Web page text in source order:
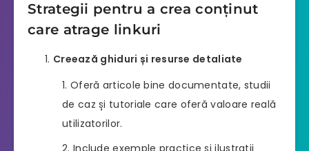
Strategii pentru a crea conținut
care atrage linkuri
Creează ghiduri și resurse detaliate
Oferă articole bine documentate, studii
de caz și tutoriale care oferă valoare reală
utilizatorilor.